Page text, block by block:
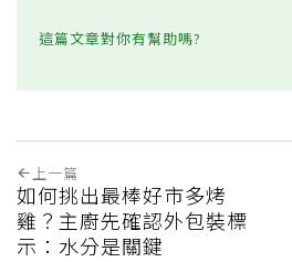
這篇文章對你有幫助嗎?
上一篇
如何挑出最棒好市多烤
雞？主廚先確認外包裝標
示：水分是關鍵